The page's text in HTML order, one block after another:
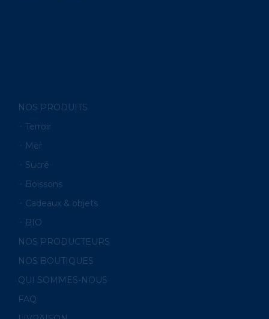
NOS PRODUITS
Terroir
Mer
Sucré
Boissons
Cadeaux & objets
BIO
NOS PRODUCTEURS
NOS BOUTIQUES
QUI SOMMES-NOUS
FAQ